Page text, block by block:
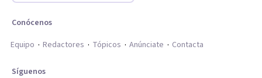
Conócenos
Equipo
Redactores Tópicos Anúnciate Contacta
Síguenos